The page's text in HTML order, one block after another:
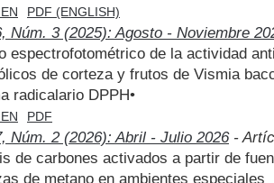
PDF (ENGLISH)
Núm. 3 (2025): Agosto - Noviembre
espectrofotométrico de la actividad
de corteza y frutos de Vismia
radicalario DPPH•
PDF
Núm. 2 (2026): Abril - Julio 2026-
de carbones activados a partir de
de metano en ambientes especiales